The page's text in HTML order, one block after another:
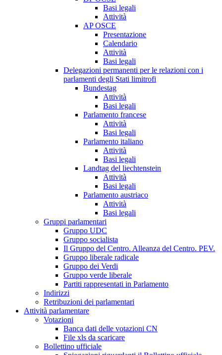
Basi legali
Attività
AP OSCE
Presentazione
Calendario
Attività
Basi legali
Delegazioni permanenti per le relazioni con i
parlamenti degli Stati limitrofi
Bundestag
Attività
Basi legali
Parlamento francese
Attività
Basi legali
Parlamento italiano
Attività
Basi legali
Landtag del liechtenstein
Attività
Basi legali
Parlamento austriaco
Attività
Basi legali
Gruppi parlamentari
Gruppo UDC
Gruppo socialista
Il Gruppo del Centro. Alleanza del Centro. PEV.
Gruppo liberale radicale
Gruppo dei Verdi
Gruppo verde liberale
Partiti rappresentati in Parlamento
Indirizzi
Retribuzioni dei parlamentari
Attività parlamentare
Votazioni
Banca dati delle votazioni CN
File xls da scaricare
Bollettino ufficiale